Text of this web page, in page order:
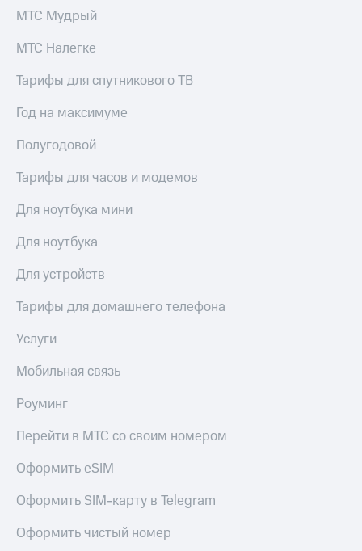
МТС Мудрый
МТС Налегке
Тарифы для спутникового ТВ
Год на максимуме
Полугодовой
Тарифы для часов и модемов
Для ноутбука мини
Для ноутбука
Для устройств
Тарифы для домашнего телефона
Услуги
Мобильная связь
Роуминг
Перейти в МТС со своим номером
Оформить eSIM
Оформить SIM-карту в Telegram
Оформить чистый номер